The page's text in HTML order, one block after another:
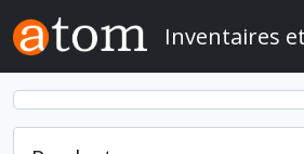
Skip to main content
Inventaires